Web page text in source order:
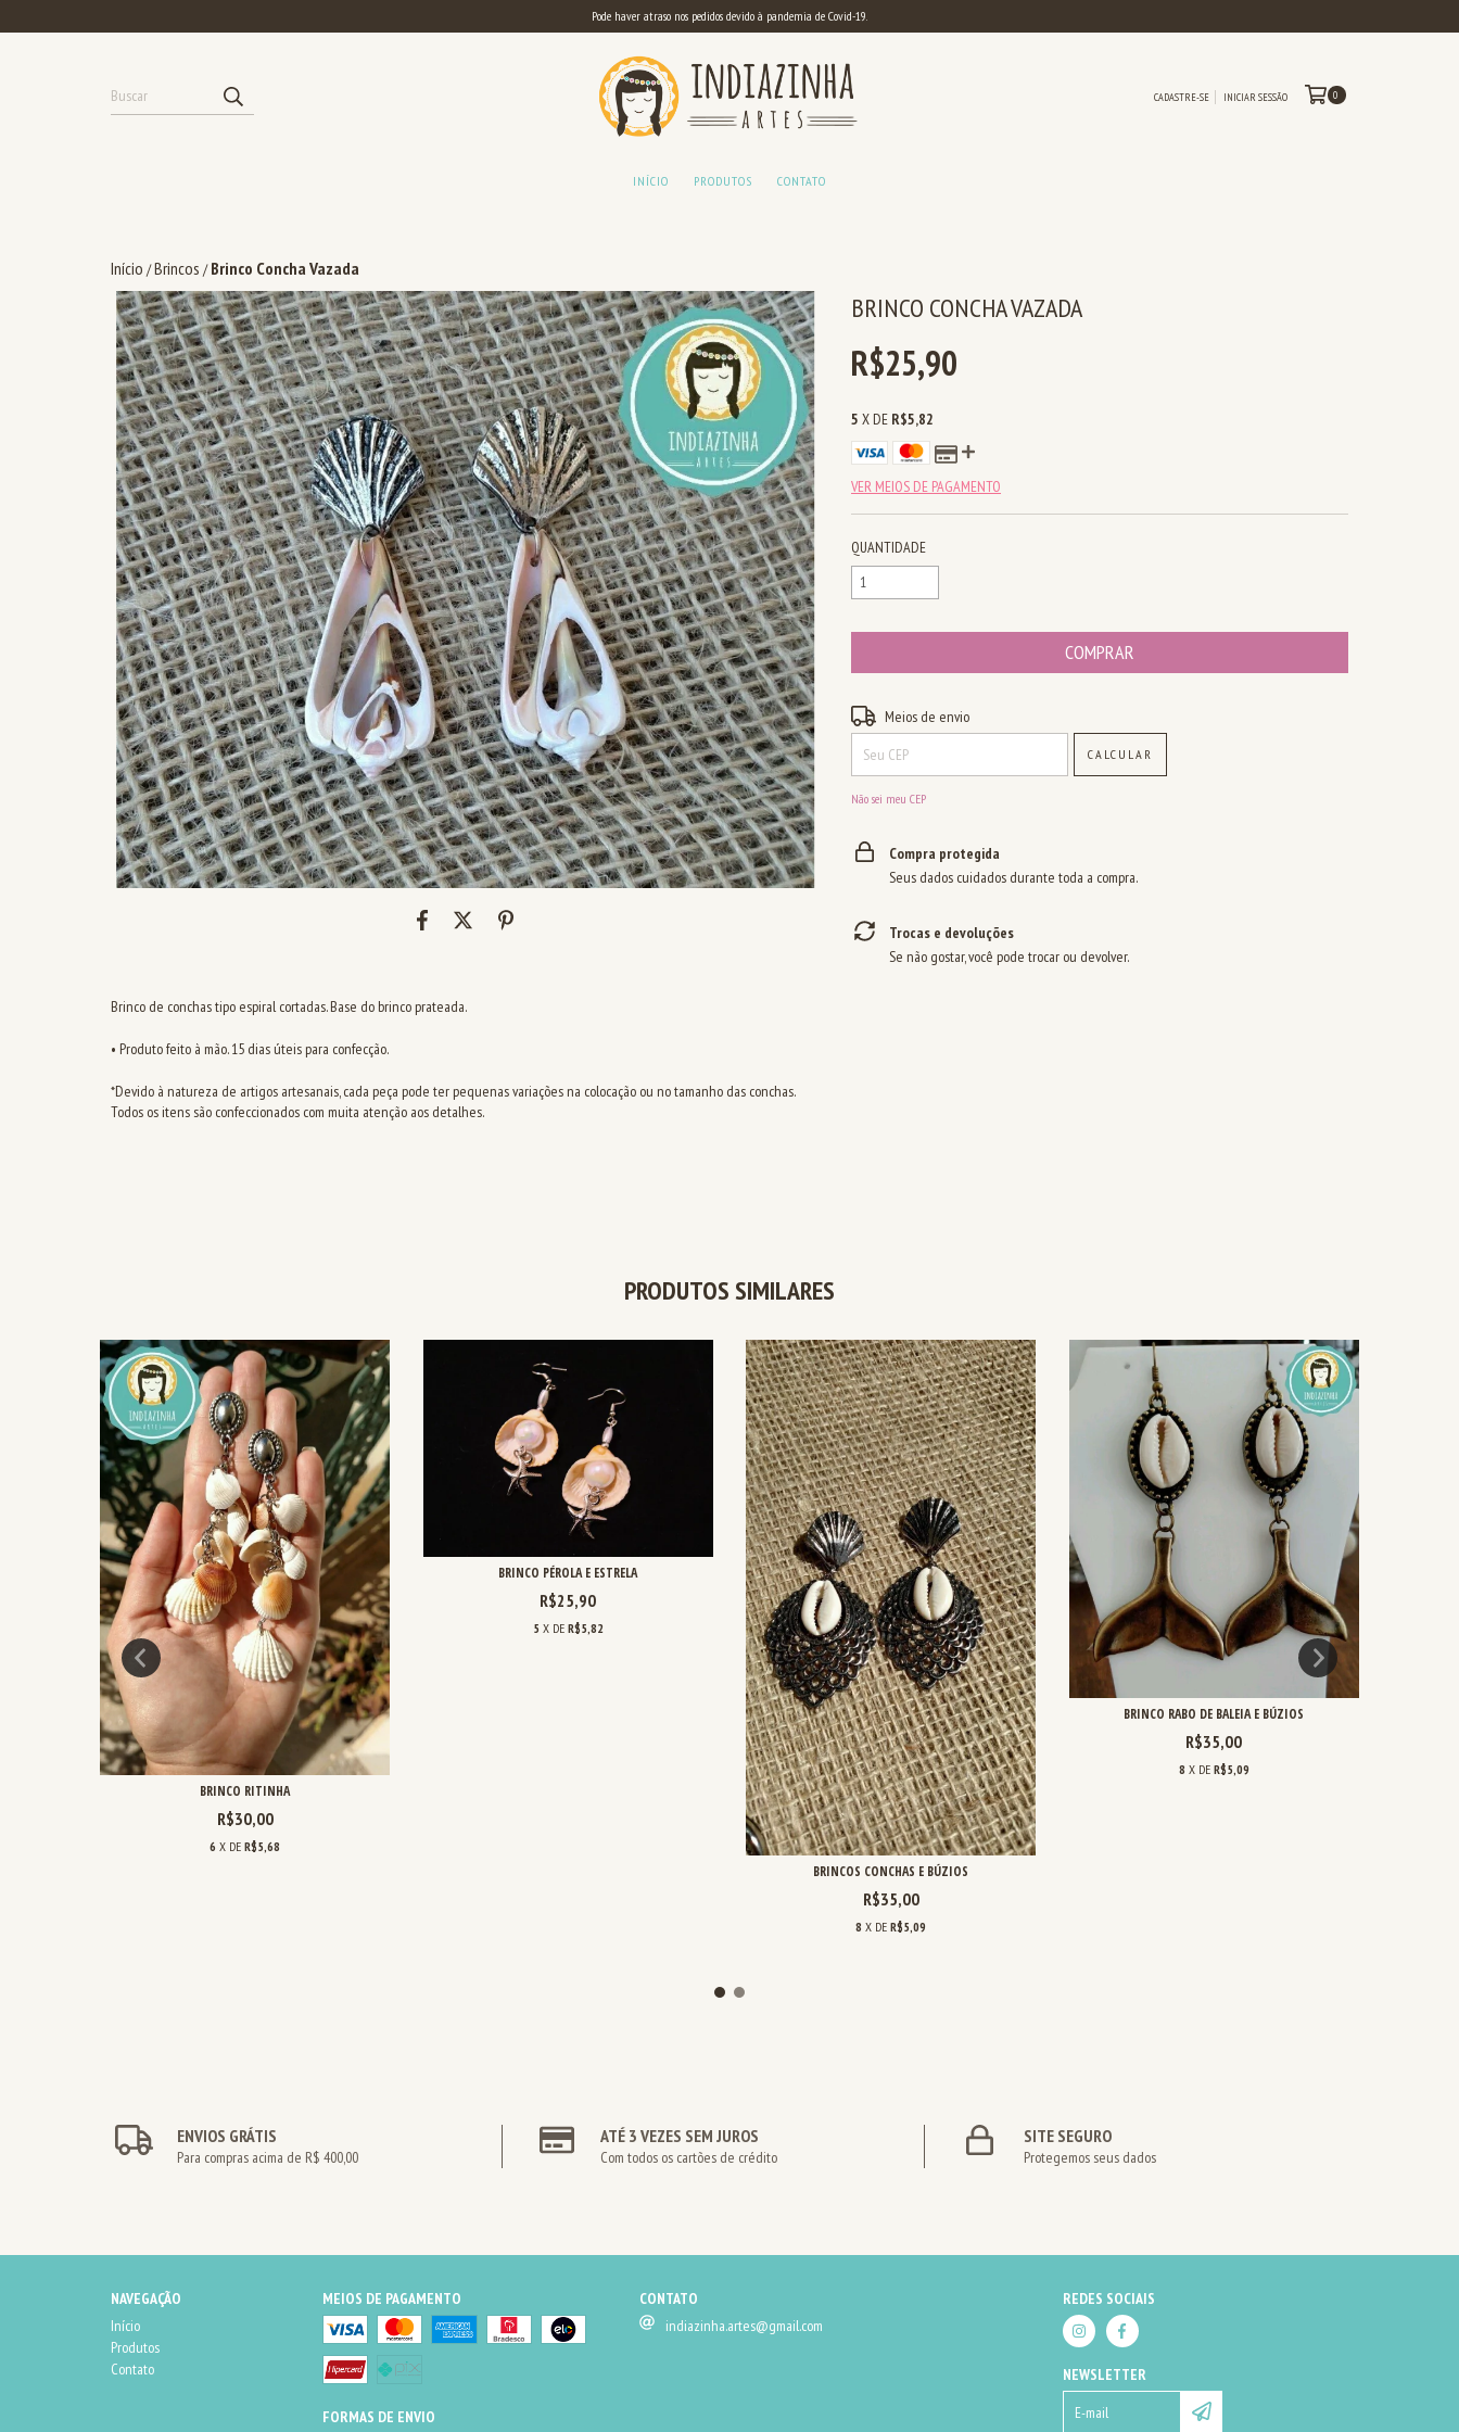
Pode haver atraso nos pedidos devido à pandemia de Covid-19.
CADASTRE-SE INICIAR SESSÃO 0
INÍCIO PRODUTOS CONTATO
Início /Brincos / Brinco Concha Vazada
Brinco de conchas tipo espiral cortadas. Base do brinco prateada.
• Produto feito à mão. 15 dias úteis para confecção.
*Devido à natureza de artigos artesanais, cada peça pode ter pequenas variações na colocação ou no tamanho das conchas.
Todos os itens são confeccionados com muita atenção aos detalhes.
BRINCO CONCHA VAZADA
R$25,90
5 X DE R$5,82
VER MEIOS DE PAGAMENTO
QUANTIDADE
Entregas para o CEP:
Meios de envio
CALCULAR
Não sei meu CEP
Compra protegida
Seus dados cuidados durante toda a compra.
Trocas e devoluções
Se não gostar, você pode trocar ou devolver.
PRODUTOS SIMILARES
BRINCO RITINHA
R$30,00
6 X DER$5,68
BRINCO PÉROLA E ESTRELA
R$25,90
5 X DE R$5,82
BRINCOS CONCHAS E BÚZIOS
R$35,00
8 X DER$5,09
BRINCO RABO DE BALEIA E BÚZIOS
R$35,00
8 X DE R$5,09
ENVIOS GRÁTIS
Para compras acima de R$ 400,00
ATÉ 3 VEZES SEM JUROS
Com todos os cartões de crédito
SITE SEGURO
Protegemos seus dados
NAVEGAÇÃO
Início
Produtos
Contato
MEIOS DE PAGAMENTO
FORMAS DE ENVIO
CONTATO
indiazinha.artes@gmail.com
REDES SOCIAIS
NEWSLETTER